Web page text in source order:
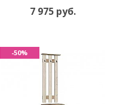
7 975 руб.
-50%